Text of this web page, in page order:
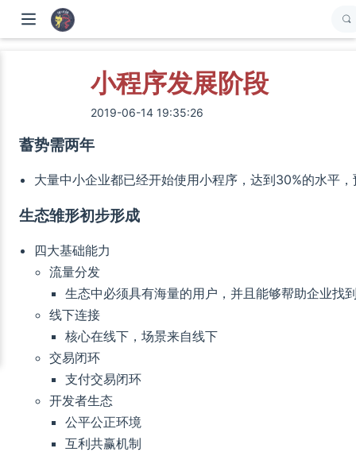
小程序发展阶段
2019-06-14 19:35:26
蓄势需两年
大量中小企业都已经开始使用小程序，达到30%的水平
生态雏形初步形成
四大基础能力
流量分发
生态中必须具有海量的用户，并且能够帮助企业找
线下连接
核心在线下，场景来自线下
交易闭环
支付交易闭环
开发者生态
公平公正环境
互利共赢机制